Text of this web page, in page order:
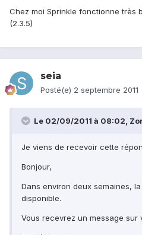
Chez moi Sprinkle fonctionne très
(2.3.5)
seia
Posté(e) 2 septembre 2011
Le 02/09/2011 à 08:02,
Je viens de recevoir cette
Bonjour,
Dans environ deux semaines,
disponible.
Vous recevrez un message sur